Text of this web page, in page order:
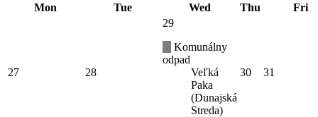
Mon
Tue Wed Thu Fri
27 28
29
Komunálny
odpad
Veľká
Paka
(Dunajská
Streda)
30 31